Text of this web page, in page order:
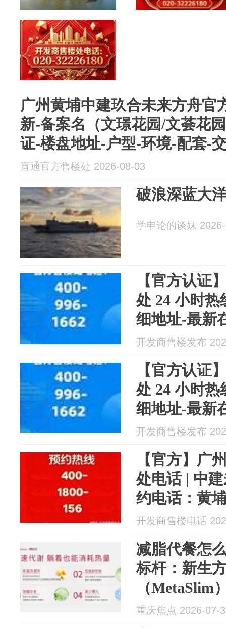
广州黄埔中建玖合未来方舟官
新-备案名（文璟花园/文荟花
证-楼盘地址-户型-环境-配套-
直通官方售楼处 2026-08-03
破浪深蓝大
学申论的谈妹
【官方认证
处 24 小时
细地址-最新
图-周边配套
预约
开发商售楼发布
【官方认证
处 24 小时
细地址-最新
图-周边配套
预约
开发商售楼发布
【官方】广
处电话 | 中
约电话：黄
全维大城藏
开发商售楼电话
减脂代餐怎
标杆：新生
（MetaSlim
肪
重庆焦点 2026-07-